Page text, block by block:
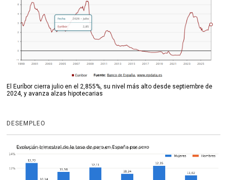
El Euríbor cierra julio en el 2,855%, su nivel más alto desde septiembre de
2024, y avanza alzas hipotecarias
DESEMPLEO